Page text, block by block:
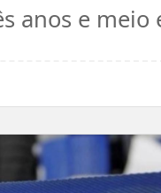
anos e